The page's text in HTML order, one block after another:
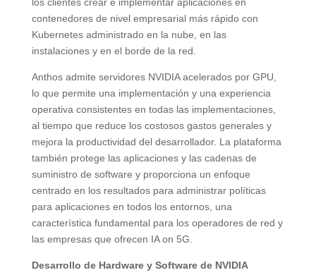
contenedores de nivel empresarial más rápido con
Kubernetes administrado en la nube, en las
instalaciones y en el borde de la red.
Anthos admite servidores NVIDIA acelerados por GPU,
lo que permite una implementación y una experiencia
operativa consistentes en todas las implementaciones,
al tiempo que reduce los costosos gastos generales y
mejora la productividad del desarrollador. La plataforma
también protege las aplicaciones y las cadenas de
suministro de software y proporciona un enfoque
centrado en los resultados para administrar políticas
para aplicaciones en todos los entornos, una
característica fundamental para los operadores de red y
las empresas que ofrecen IA on 5G.
Desarrollo de Hardware y Software de NVIDIA